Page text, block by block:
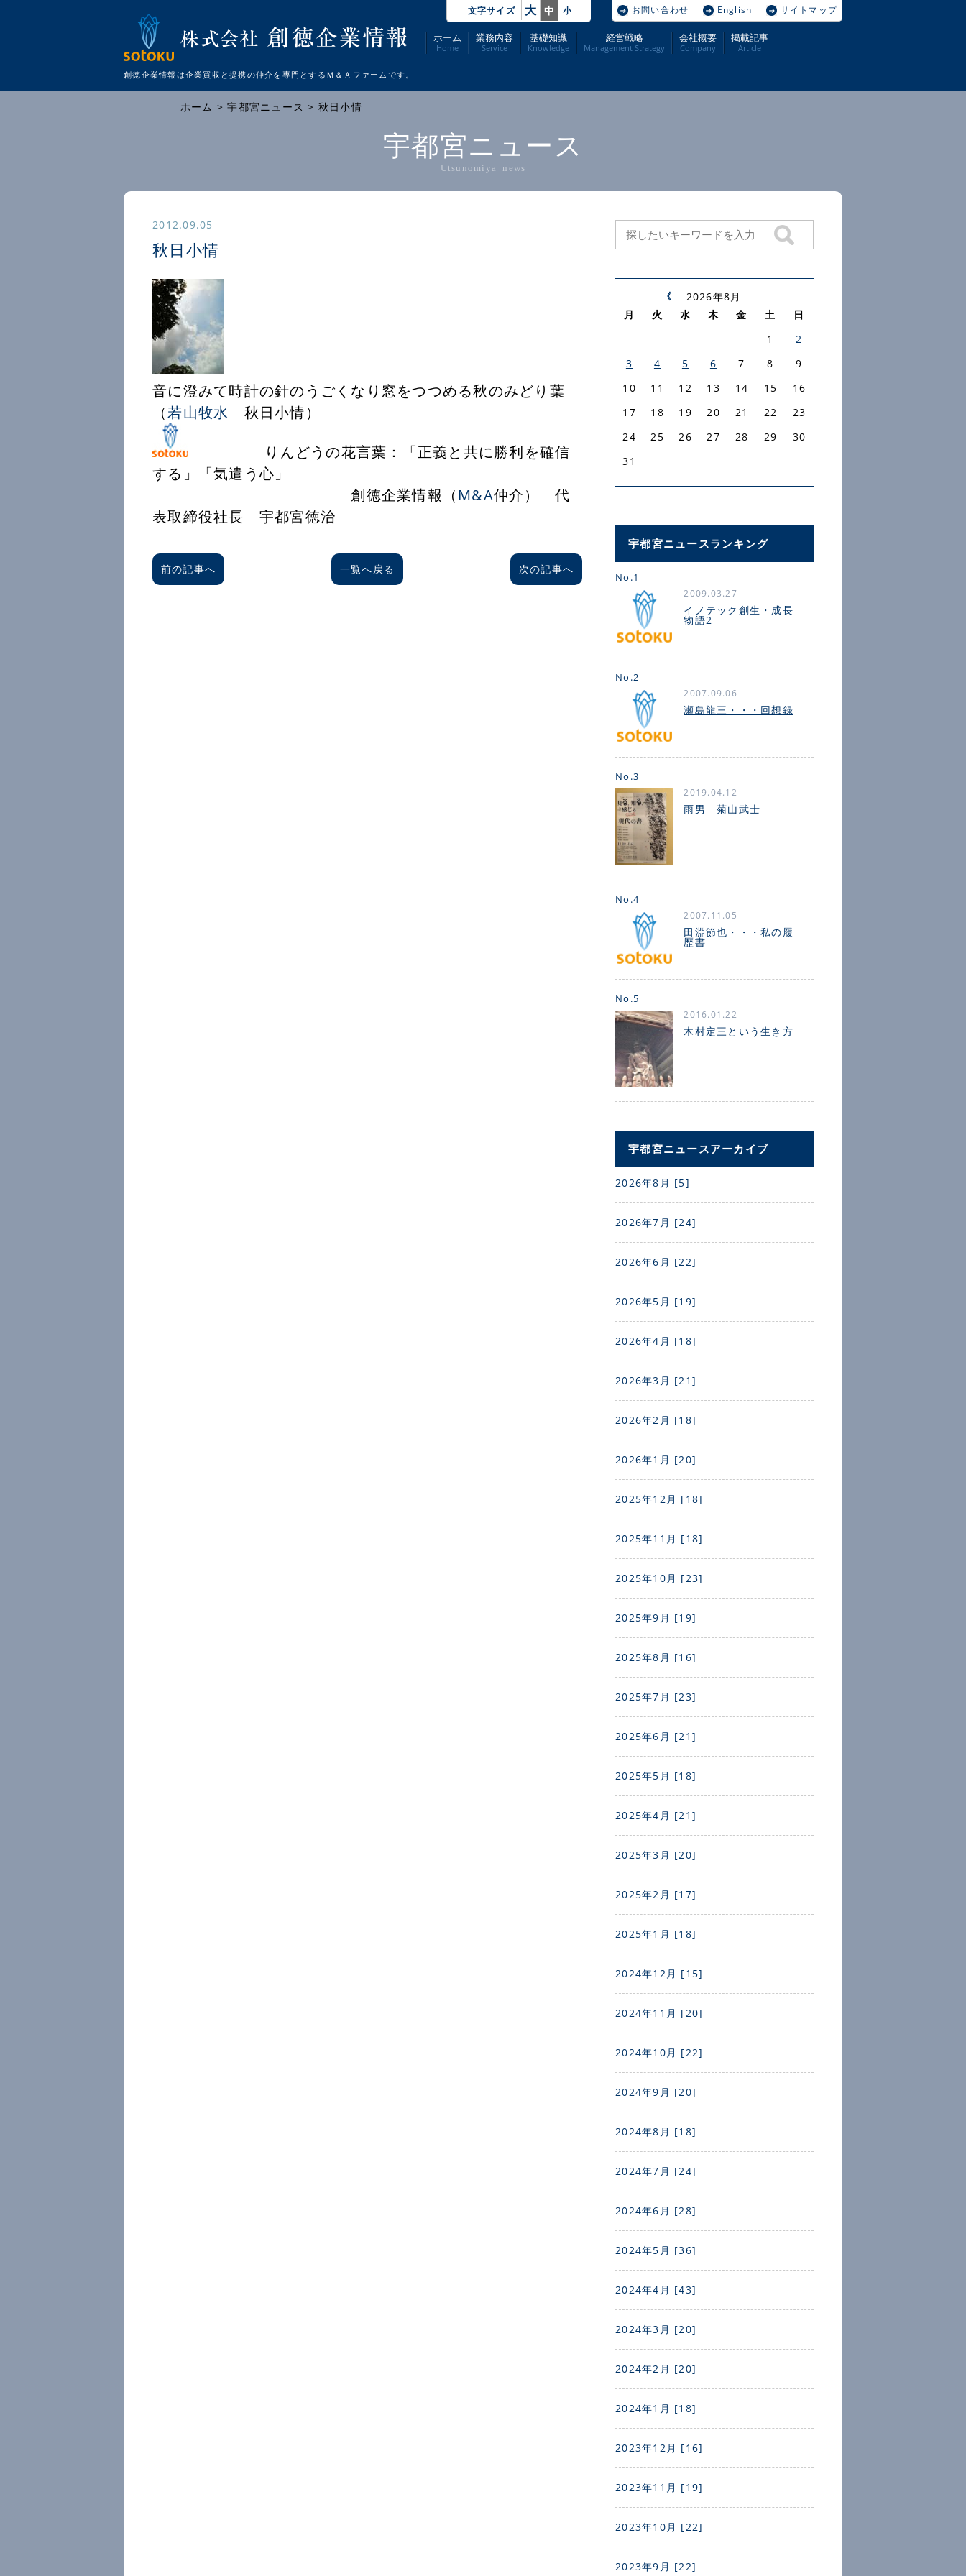
ホーム
Home
業務内容
Service
基礎知識
Knowledge
経営戦略
Management Strategy
会社概要
Company
掲載記事
Article
創徳企業情報は企業買収と提携の仲介を 専門とするＭ＆Ａファームです。
文字サイズ 大 中 小 お問い合わせ English サイトマップ
ホーム >宇都宮ニュース > 秋日小情
宇都宮ニュース
Utsunomiya_news
2012.09.05
秋日小情
音に澄みて時計の針のうごくなり窓をつつめる秋のみどり葉
（若山牧水 秋日小情）
りんどうの花言葉：「正義と共に勝利を確信
する」「気遣う心」
創徳企業情報（ M&A仲介） 代
表取締役社長 宇都宮徳治
前の記事へ 一覧へ戻る 次の記事へ
2026年8月
月
火 水 木 金 土
日
1
2
3
4 5 6 7 8
9
10
11 12 13 14 15
16
17
18 19 20 21 22
23
24
25 26 27 28 29
30
31
宇都宮ニュースランキング
No.1
2009.03.27
イノテック創生・成長
物語2
No.2
2007.09.06
瀬島龍三・・・回想録
No.3
2019.04.12
雨男 菊山武士
No.4
2007.11.05
田淵節也・・・私の履
歴書
No.5
2016.01.22
木村定三という生き方
宇都宮ニュースアーカイブ
2026年8月 [5]
2026年7月 [24]
2026年6月 [22]
2026年5月 [19]
2026年4月 [18]
2026年3月 [21]
2026年2月 [18]
2026年1月 [20]
2025年12月 [18]
2025年11月 [18]
2025年10月 [23]
2025年9月 [19]
2025年8月 [16]
2025年7月 [23]
2025年6月 [21]
2025年5月 [18]
2025年4月 [21]
2025年3月 [20]
2025年2月 [17]
2025年1月 [18]
2024年12月 [15]
2024年11月 [20]
2024年10月 [22]
2024年9月 [20]
2024年8月 [18]
2024年7月 [24]
2024年6月 [28]
2024年5月 [36]
2024年4月 [43]
2024年3月 [20]
2024年2月 [20]
2024年1月 [18]
2023年12月 [16]
2023年11月 [19]
2023年10月 [22]
2023年9月 [22]